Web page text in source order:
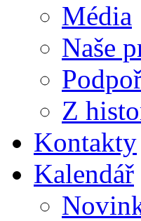
Média
Naše
Z
Kontakty
Kalendář